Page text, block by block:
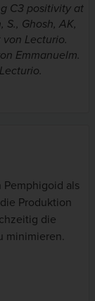
C3 positivity at
Ghosh, AK,
Lecturio.
Emmanuelm.
Pemphigoid als
Produktion
die
minimieren.